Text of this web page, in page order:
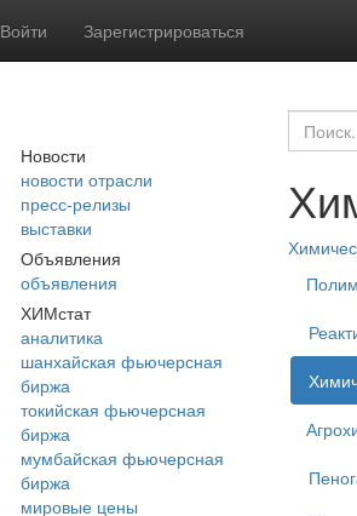
Войти Зарегистрироваться
Новости
новости отрасли
пресс-релизы
выставки
Объявления
объявления
ХИМстат
аналитика
шанхайская фьючерсная
биржа
токийская фьючерсная
биржа
мумбайская фьючерсная
биржа
мировые цены